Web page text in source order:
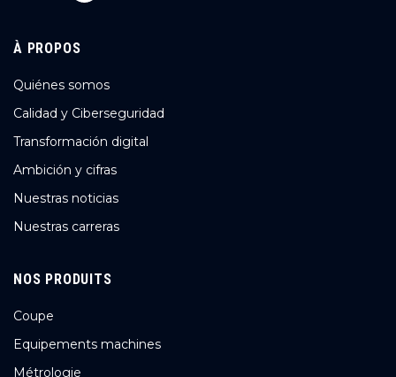
À PROPOS
Quiénes somos
Calidad y Ciberseguridad
Transformación digital
Ambición y cifras
Nuestras noticias
Nuestras carreras
NOS PRODUITS
Coupe
Equipements machines
Métrologie